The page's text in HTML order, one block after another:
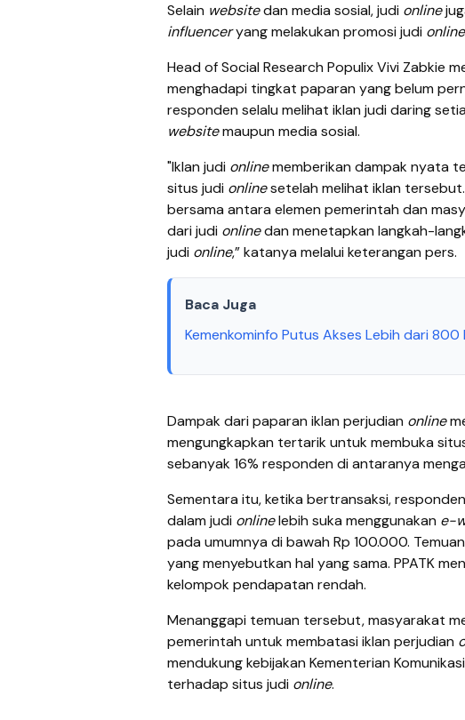
Selain websitedan media sosial, judi online
influenceryang melakukan promosi judi online
Head of Social Research Populix Vivi Zabkie
menghadapi tingkat paparan yang belum
responden selalu melihat iklan judi daring
websitemaupun media sosial.
"Iklan judi onlinememberikan dampak nyata
situs judi onlinesetelah melihat iklan
bersama antara elemen pemerintah dan
dari judi onlinedan menetapkan langkah-
judi online,” katanya melalui keterangan pers.
Baca Juga
Kemenkominfo Putus Akses Lebih dari 800
Dampak dari paparan iklan perjudian online
mengungkapkan tertarik untuk membuka
sebanyak 16% responden di antaranya
Sementara itu, ketika bertransaksi,
dalam judi onlinelebih suka menggunakan e-
pada umumnya di bawah Rp 100.000.
yang menyebutkan hal yang sama. PPATK
kelompok pendapatan rendah.
Menanggapi temuan tersebut, masyarakat
pemerintah untuk membatasi iklan perjudian
mendukung kebijakan Kementerian
terhadap situs judi online.